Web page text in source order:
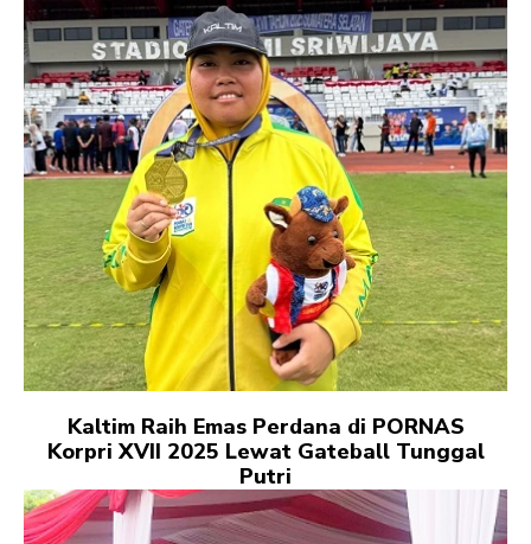
Kaltim Raih Emas Perdana di PORNAS
Korpri XVII 2025 Lewat Gateball Tunggal
Putri